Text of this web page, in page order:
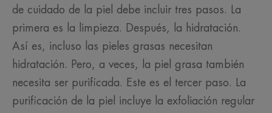
de cuidado de la piel debe incluir tres pasos. La
primera es la limpieza. Después, la hidratación.
Así es, incluso las pieles grasas necesitan
hidratación. Pero, a veces, la piel grasa también
necesita ser purificada. Este es el tercer paso. La
purificación de la piel incluye la exfoliación regular